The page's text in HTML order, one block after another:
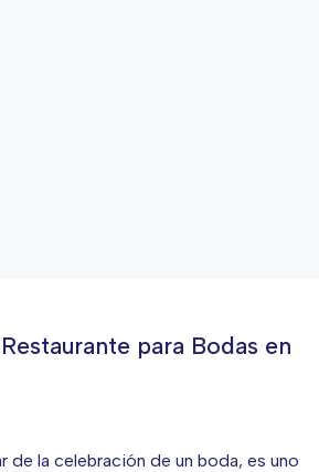
para Bodas en
de la celebración de un boda, es uno